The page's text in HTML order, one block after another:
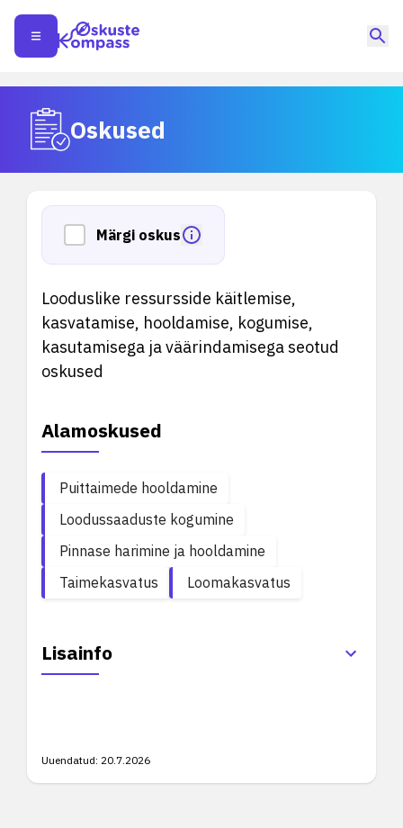
Oskused
Märgi oskus
Looduslike ressursside käitlemise,
kasvatamise, hooldamise, kogumise,
kasutamisega ja väärindamisega seotud
oskused
Alamoskused
Puittaimede hooldamine
Loodussaaduste kogumine
Pinnase harimine ja hooldamine
Taimekasvatus
Loomakasvatus
Lisainfo
Uuendatud: 20.7.2026